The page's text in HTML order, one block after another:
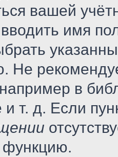
вашей
имя
Не
в
и т. д. Если
функцию.